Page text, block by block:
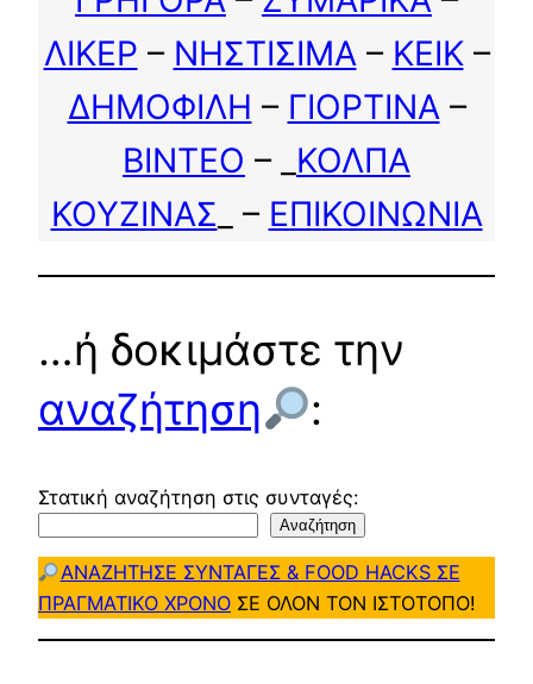
ΛΙΚΕΡ – ΝΗΣΤΙΣΙΜΑ– ΚΕΙΚ–
ΔΗΜΟΦΙΛΗ – ΓΙΟΡΤΙΝΑ–
ΒΙΝΤΕΟ – _ ΚΟΛΠΑ
ΚΟΥΖΙΝΑΣ _ – ΕΠΙΚΟΙΝΩΝΙΑ
…ή δοκιμάστε την
αναζήτηση
:
Στατική αναζήτηση στις συνταγές:
Αναζήτηση
ΑΝΑΖΗΤΗΣΕ ΣΥΝΤΑΓΕΣ & FOOD HACKS ΣΕ
ΠΡΑΓΜΑΤΙΚΟ ΧΡΟΝΟ ΣΕ ΟΛΟΝ ΤΟΝ ΙΣΤΟΤΟΠΟ!